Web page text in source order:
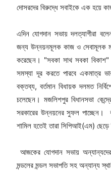
দোসরদের বিরুদ্ধে সবাইকে এক হয়ে
এদিন যোগদান সভায় দলত্যাগীরা
জন্য উন্নয়নমূলক কাজ ও সেবামূলক
করেছেন। "সবকা সাথ সবকা বিকাশ"
সমস্যা দূর করতে পারবে একমাত্র
বক্তব্য, বর্তমান বিধায়ক দলমত
চলেছেন। মজলিশপুর বিধানসভা
সরকারের উন্নয়নের সুফল পাচ্ছেন।
শামিল হতেই তারা সিপিআই(এম) ছেড়ে
আজকের যোগদান সভায়
মন্ডলের মন্ডল সভাপতি সহ অন্যান্য